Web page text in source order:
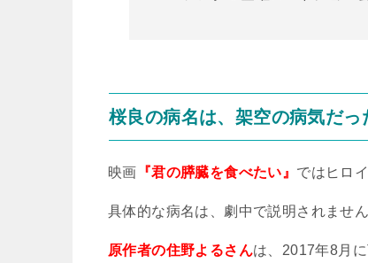
桜良の病名は、架空の病気だっ
映画 『君の膵臓を食べたい』 ではヒロ
具体的な病名は、劇中で説明されません
原作者の住野よるさんは、 2017年8月に